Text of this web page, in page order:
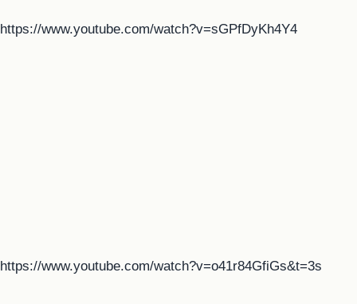
https://www.youtube.com/watch?v=sGPfDyKh4Y4
https://www.youtube.com/watch?v=o41r84GfiGs&t=3s